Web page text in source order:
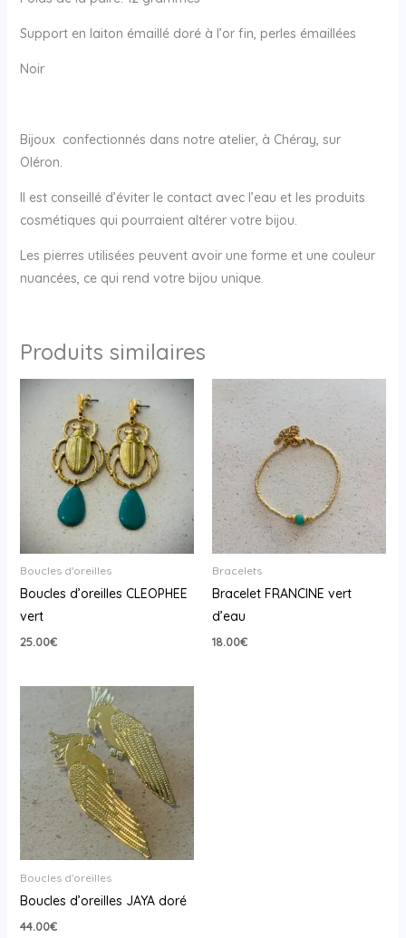
Support en laiton émaillé doré à l’or fin, perles émaillées
Noir
Bijoux confectionnés dans notre atelier, à Chéray, sur
Oléron.
Il est conseillé d’éviter le contact avec l’eau et les produits
cosmétiques qui pourraient altérer votre bijou.
Les pierres utilisées peuvent avoir une forme et une couleur
nuancées, ce qui rend votre bijou unique.
Produits similaires
Boucles d'oreilles
Boucles d’oreilles CLEOPHEE
vert
25.00€
Bracelets
Bracelet FRANCINE vert
d’eau
18.00€
Boucles d'oreilles
Boucles d’oreilles JAYA doré
44.00€